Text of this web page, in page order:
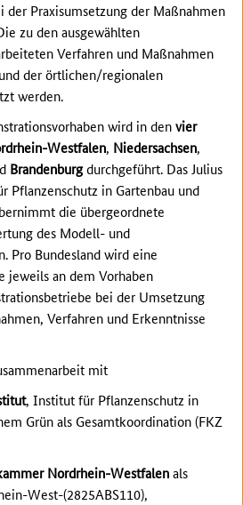
der Praxisumsetzung der Maßnahmen
zu den ausgewählten
Verfahren und Maßnahmen
der örtlichen/regionalen
werden.
wird in denvier
Westfalen, Niedersachsen,
Brandenburgdurchgeführt. Das Julius
in Gartenbau und
die übergeordnete
des Modell- und
Pro Bundesland wird eine
jeweils an dem Vorhaben
bei der Umsetzung
Verfahren und Erkenntnisse
mit
, Institut für Pflanzenschutz in
Grün als Gesamtkoordination (FKZ
Nordrhein-Westfalenals
West-(2825ABS110),